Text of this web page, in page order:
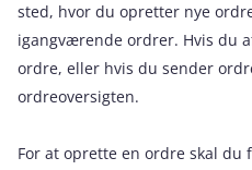
sted, hvor du opretter nye
igangværende ordrer. Hvis du
ordre, eller hvis du sender
ordreoversigten.
For at oprette en ordre skal